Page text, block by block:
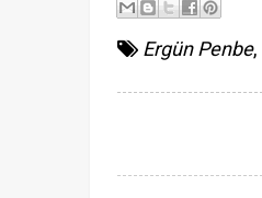
Ergün Penbe,